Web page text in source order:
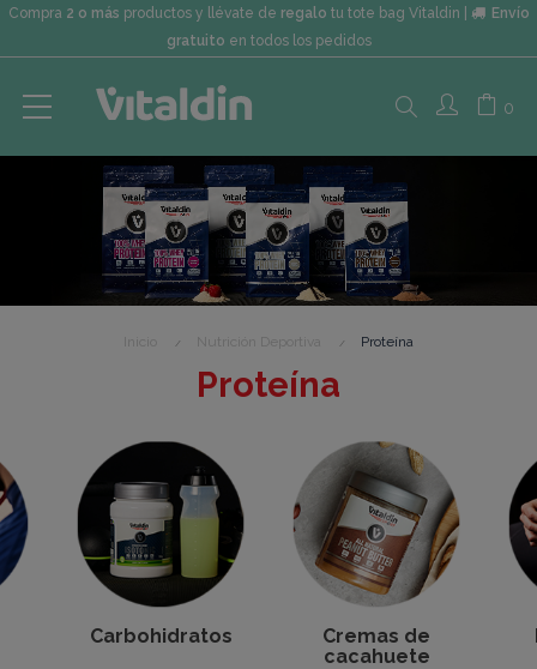
Compra 2 o más productos y llévate de regalo tu tote bag Vitaldin |
Envío
gratuito en todos los pedidos
Search
here...
0
Nutrición Deportiva Proteína
Proteína
Carbohidratos
Cremas de
cacahuete